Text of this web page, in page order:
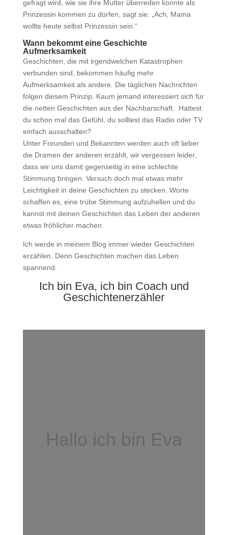
gefragt wird, wie sie ihre Mutter überreden konnte als
Prinzessin kommen zu dürfen, sagt sie: „Ach, Mama
wollte heute selbst Prinzessin sein.“
Wann bekommt eine Geschichte
Aufmerksamkeit
Geschichten, die mit irgendwelchen Katastrophen
verbunden sind, bekommen häufig mehr
Aufmerksamkeit als andere. Die täglichen Nachrichten
folgen diesem Prinzip. Kaum jemand interessiert sich für
die netten Geschichten aus der Nachbarschaft. Hattest
du schon mal das Gefühl, du solltest das Radio oder TV
einfach ausschalten?
Unter Freunden und Bekannten werden auch oft lieber
die Dramen der anderen erzählt, wir vergessen leider,
dass wir uns damit gegenseitig in eine schlechte
Stimmung bringen. Versuch doch mal etwas mehr
Leichtigkeit in deine Geschichten zu stecken. Worte
schaffen es, eine trübe Stimmung aufzuhellen und du
kannst mit deinen Geschichten das Leben der anderen
etwas fröhlicher machen.
Ich werde in meinem Blog immer wieder Geschichten
erzählen. Denn Geschichten machen das Leben
spannend.
Ich bin Eva, ich bin Coach und
Geschichtenerzähler
Hallo ich bin Eva